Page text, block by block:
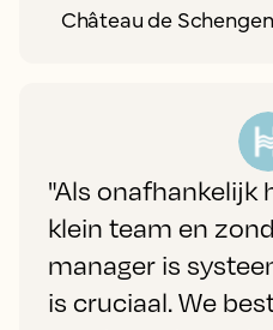
Château de Schengen
"Als onafhankelijk
klein team en
manager is
is cruciaal. We